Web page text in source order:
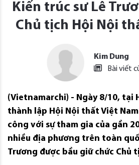
Kiến trúc sư Lê
Chủ tịch Hội Nội
Kim Dung
Bài viết
(Vietnamarchi) - Ngày 8/10, tại
thành lập Hội Nội thất Việt
công với sự tham gia của gần
nhiều địa phương trên toàn
Trương được bầu giữ chức Chủ